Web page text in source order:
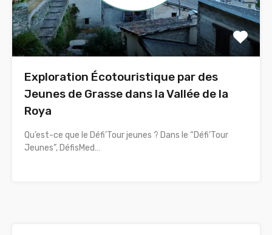
Exploration Écotouristique par des
Jeunes de Grasse dans la Vallée de la
Roya
Qu’est-ce que le Défi’Tour jeunes ? Dans le “Défi’Tour
Jeunes”, DéfisMed…